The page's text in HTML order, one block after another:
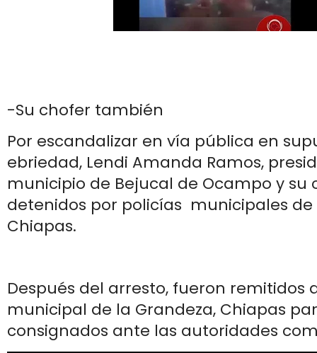
-Su chofer también
Por escandalizar en vía pública en
ebriedad, Lendi Amanda Ramos,
municipio de Bejucal de Ocampo y su
detenidos por policías municipales de
Chiapas.
Después del arresto, fueron remitidos
municipal de la Grandeza, Chiapas
consignados ante las autoridades